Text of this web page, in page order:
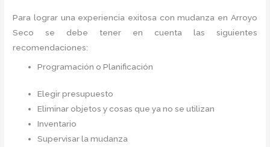
Para lograr una experiencia exitosa con mudanza en Arroyo
Seco
se debe tener en cuenta las siguientes
recomendaciones:
Programación o Planificación
Elegir presupuesto
Eliminar objetos y cosas que ya no se utilizan
Inventario
Supervisar la mudanza